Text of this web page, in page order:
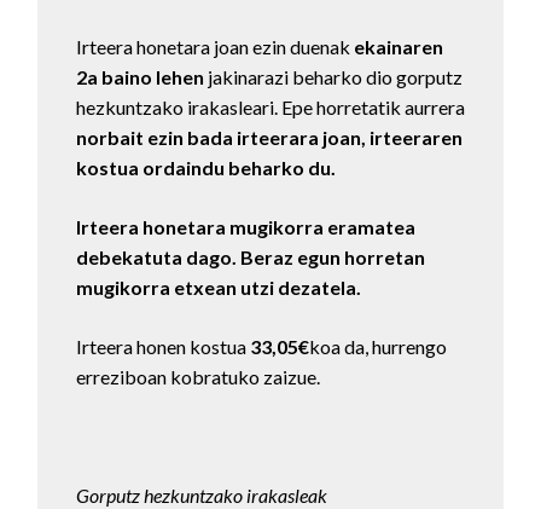
Irteera honetara joan ezin duenak ekainaren
2a baino lehen jakinarazi beharko dio gorputz
hezkuntzako irakasleari. Epe horretatik aurrera
norbait ezin bada irteerara joan, irteeraren
kostua ordaindu beharko du.
Irteera honetara mugikorra eramatea
debekatuta dago. Beraz egun horretan
mugikorra etxean utzi dezatela.
Irteera honen kostua 33,05€koa da, hurrengo
erreziboan kobratuko zaizue.
Gorputz hezkuntzako irakasleak